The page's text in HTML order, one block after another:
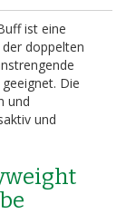
ist eine
doppelten
Die
und
und